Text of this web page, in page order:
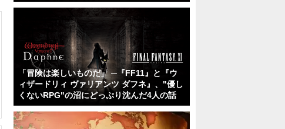
「冒険は楽しいものだ」 ─『FF11』と『ウ
ィザードリィ ヴァリアンツ ダフネ』、"優し
くないRPG"の沼にどっぷり沈んだ4人の話